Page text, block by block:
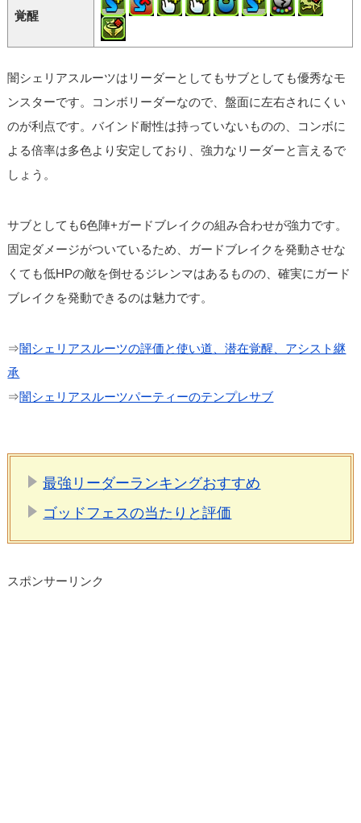
覚醒
闇シェリアスルーツはリーダーとしてもサブとしても優秀なモ
ンスターです。コンボリーダーなので、盤面に左右されにくい
のが利点です。バインド耐性は持っていないものの、コンボに
よる倍率は多色より安定しており、強力なリーダーと言えるで
しょう。
サブとしても6色陣+ガードブレイクの組み合わせが強力です。
固定ダメージがついているため、ガードブレイクを発動させな
くても低HPの敵を倒せるジレンマはあるものの、確実にガード
ブレイクを発動できるのは魅力です。
⇒闇シェリアスルーツの評価と使い道、潜在覚醒、アシスト継
承
⇒闇シェリアスルーツパーティーのテンプレサブ
最強リーダーランキングおすすめ
ゴッドフェスの当たりと評価
スポンサーリンク